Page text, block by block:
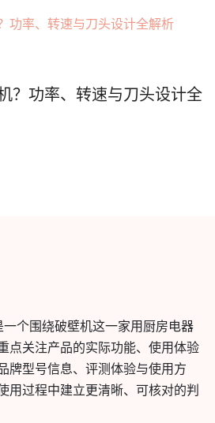
？功率、转速与刀头设计全
个围绕破壁机这一家用厨房电器
点关注产品的实际功能、使用体验
牌型号信息、评测体验与使用方
用过程中建立更清晰、可核对的判